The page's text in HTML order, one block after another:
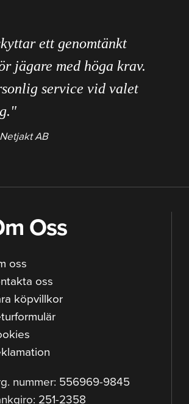
ett genomtänkt
jägare med höga krav.
service vid valet
Netjakt AB
Oss
oss
oss
köpvillkor
nummer: 556969-9845
251-2358